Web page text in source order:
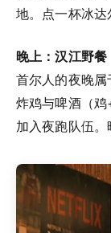
地。点一杯冰达
晚上：汉江野餐
首尔人的夜晚
炸鸡与啤酒（
加入夜跑队伍。